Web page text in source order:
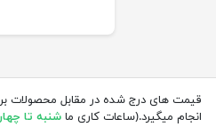
قیمت های درج شده در مقابل محصولات
انجام میگیرد.(ساعات کاری ما شنبه تا